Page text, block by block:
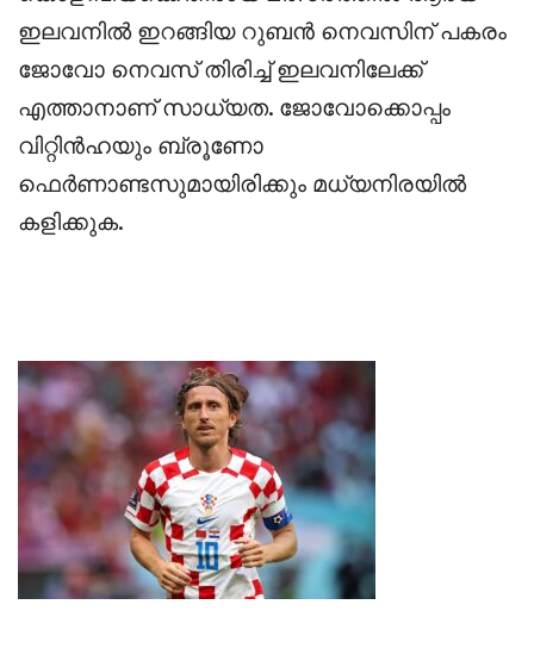
ഇലവനിൽ ഇറങ്ങിയ റുബൻ നെവസിന് പകരം
ജോവോ നെവസ് തിരിച്ച് ഇലവനിലേക്ക്
എത്താനാണ് സാധ്യത. ജോവോക്കൊപ്പം
വിറ്റിൻഹയും ബ്രൂണോ
ഫെർണാണ്ടസുമായിരിക്കും മധ്യനിരയിൽ
കളിക്കുക.